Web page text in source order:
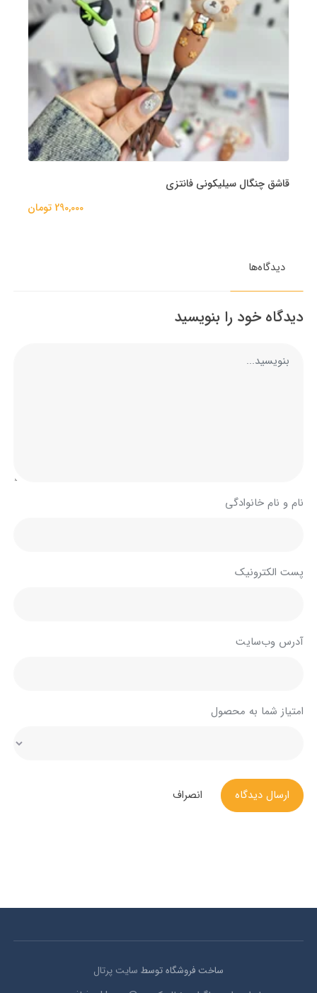
قاشق چنگال سیلیکونی فانتزی
290,000 تومان
دیدگاه‌ها
دیدگاه خود را بنویسید
نام و نام خانوادگی
پست الکترونیک
آدرس وب‌سایت
امتیاز شما به محصول
ارسال دیدگاه انصراف
ساخت فروشگاه توسط سایت پرتال